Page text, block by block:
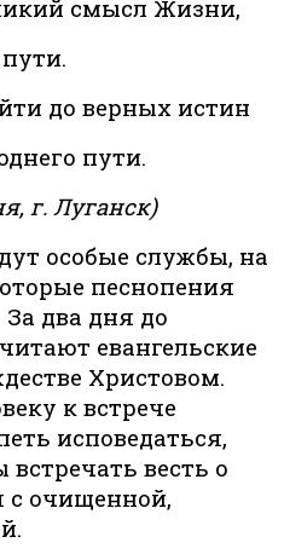
смысл Жизни,
до верных истин
пути.
Луганск)
особые службы, на
песнопения
два дня до
евангельские
Христовом.
к встрече
исповедаться,
весть о
с очищенной,